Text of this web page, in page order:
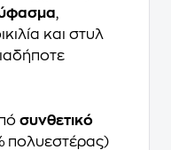
,
και στυλ
συνθετικό
πολυεστέρας)